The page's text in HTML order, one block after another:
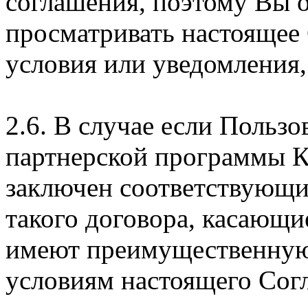
просматривать
условия или
2.6. В случае если
партнерской программы
заключен
такого договора,
имеют
условиям настоящего